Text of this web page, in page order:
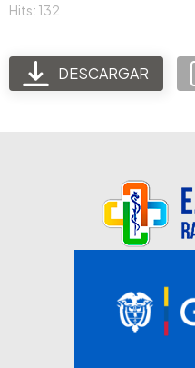
Hits: 132
DESCARGAR